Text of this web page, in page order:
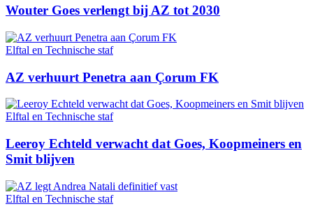
Wouter Goes verlengt bij AZ tot 2030
Elftal en Technische staf
AZ verhuurt Penetra aan Çorum FK
Elftal en Technische staf
Leeroy Echteld verwacht dat Goes, Koopmeiners en
Smit blijven
Elftal en Technische staf